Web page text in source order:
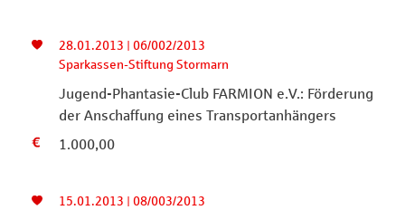
28.01.2013 | 06/002/2013
Sparkassen-Stiftung Stormarn
Jugend-Phantasie-Club FARMION e.V.: Förderung
der Anschaffung eines Transportanhängers
1.000,00
15.01.2013 | 08/003/2013